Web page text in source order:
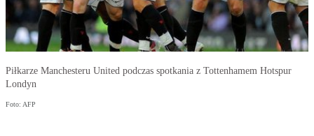
Piłkarze Manchesteru United podczas spotkania z Tottenhamem Hotspur
Londyn
Foto: AFP